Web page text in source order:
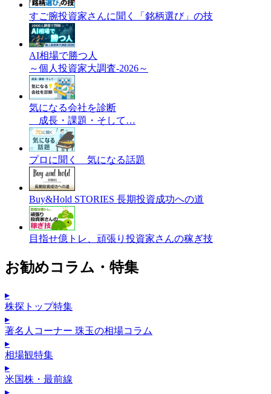
すご腕投資家さんに聞く「銘柄選び」の技
AI相場で勝つ人
～個人投資家大調査-2026～
気になる会社を診断
成長・課題・そして…
プロに聞く 気になる話題
Buy&Hold STORIES 長期投資成功への道
目指せ億トレ、頑張り投資家さんの稼ぎ技
お勧めコラム・特集
▸
株探トップ特集
▸
著名人コーナー 珠玉の相場コラム
▸
相場観特集
▸
米国株・最前線
▸